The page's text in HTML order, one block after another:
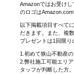
Amazonではお受け
のロゴは
以下掲載項目すべて
だきます。また、複
プレゼントは1回限り
1.初めて狭山不動産
2.弊社施工可能エリ
タッフが判断した方。